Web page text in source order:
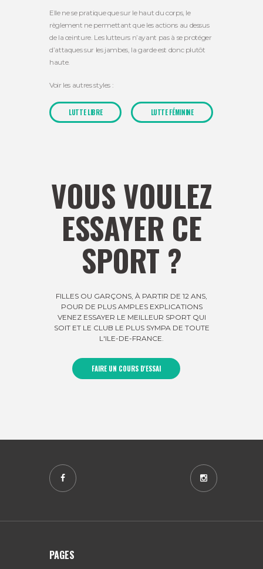
Elle ne se pratique que sur le haut du corps, le
règlement ne permettant que les actions au dessus
de la ceinture. Les lutteurs n’ayant pas à se protéger
d’attaques sur les jambes, la garde est donc plutôt
haute.
Voir les autres styles :
LUTTE LIBRE LUTTE FÉMININE
VOUS VOULEZ
ESSAYER CE
SPORT ?
FILLES OU GARÇONS, À PARTIR DE 12 ANS,
POUR DE PLUS AMPLES EXPLICATIONS
VENEZ ESSAYER LE MEILLEUR SPORT QUI
SOIT ET LE CLUB LE PLUS SYMPA DE TOUTE
L'ILE-DE-FRANCE.
FAIRE UN COURS D'ESSAI
PAGES